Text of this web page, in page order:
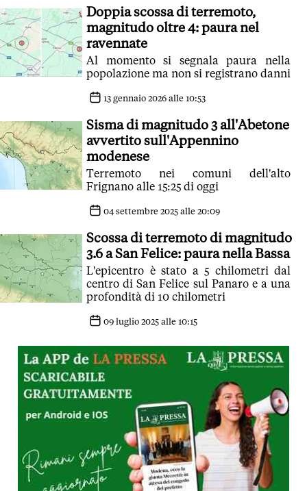
Doppia scossa di terremoto,
magnitudo oltre 4: paura nel
ravennate
Al momento si segnala paura nella
popolazione ma non si registrano danni
13 gennaio 2026 alle 10:53
Sisma di magnitudo 3 all'Abetone
avvertito sull'Appennino
modenese
Terremoto nei comuni dell'alto
Frignano alle 15:25 di oggi
04 settembre 2025 alle 20:09
Scossa di terremoto di magnitudo
3.6 a San Felice: paura nella Bassa
L'epicentro è stato a 5 chilometri dal
centro di San Felice sul Panaro e a una
profondità di 10 chilometri
09 luglio 2025 alle 10:15